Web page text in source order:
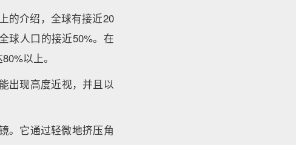
的介绍，全球有接近20
球人口的接近50%。在
以上。
出现高度近视，并且以
。它通过轻微地挤压角